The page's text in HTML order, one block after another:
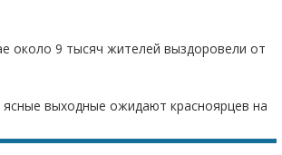
около 9 тысяч жителей выздоровели от
выходные ожидают красноярцев на